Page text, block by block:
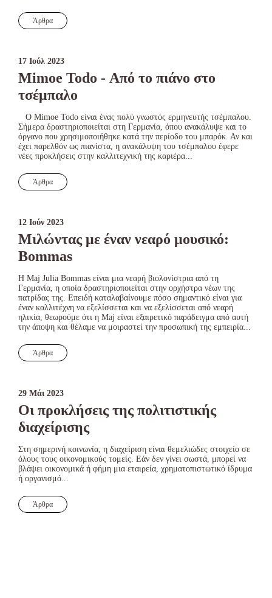
Άρθρα
17 Ιούλ 2023
Mimoe Todo - Από το πιάνο στο
τσέμπαλο
Ο Mimoe Todo είναι ένας πολύ γνωστός ερμηνευτής τσέμπαλου.
Σήμερα δραστηριοποιείται στη Γερμανία, όπου ανακάλυψε και το
όργανο που χρησιμοποιήθηκε κατά την περίοδο του μπαρόκ. Αν και
έχει παρελθόν ως πιανίστα, η ανακάλυψη του τσέμπαλου έφερε
νέες προκλήσεις στην καλλιτεχνική της καριέρα...
Άρθρα
12 Ιούν 2023
Μιλώντας με έναν νεαρό μουσικό:
Bommas
Η Maj Julia Bommas είναι μια νεαρή βιολονίστρια από τη
Γερμανία, η οποία δραστηριοποιείται στην ορχήστρα νέων της
πατρίδας της. Επειδή καταλαβαίνουμε πόσο σημαντικό είναι για
έναν καλλιτέχνη να εξελίσσεται και να εξελίσσεται από νεαρή
ηλικία, θεωρούμε ότι η Maj είναι εξαιρετικό παράδειγμα από αυτή
την άποψη και θέλαμε να μοιραστεί την προσωπική της εμπειρία...
Άρθρα
29 Μάι 2023
Οι προκλήσεις της πολιτιστικής
διαχείρισης
Στη σημερινή κοινωνία, η διαχείριση είναι θεμελιώδες στοιχείο σε
όλους τους οικονομικούς τομείς. Εάν δεν γίνει σωστά, μπορεί να
βλάψει οικονομικά ή φήμη μια εταιρεία, χρηματοπιστωτικό ίδρυμα
ή οργανισμό...
Άρθρα